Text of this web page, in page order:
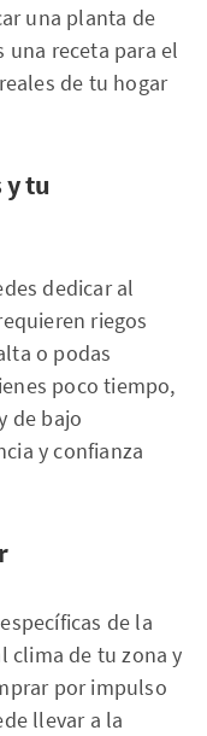
una planta de
una receta para el
de tu hogar
y tu
dedicar al
riegos
o podas
poco tiempo,
de bajo
y confianza
de la
clima de tu zona y
por impulso
llevar a la